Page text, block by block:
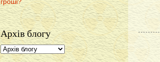
гроші?
Архів блогу